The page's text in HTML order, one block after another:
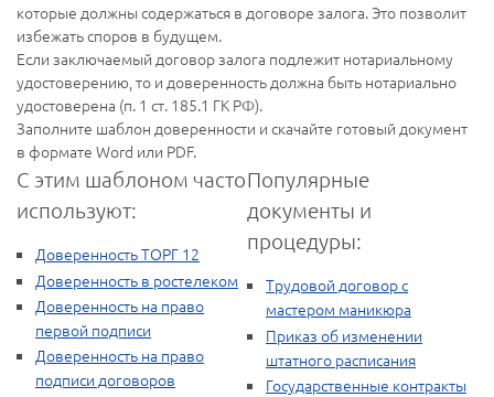
которые должны содержаться в договоре залога. Это позволит
избежать споров в будущем.
Если заключаемый договор залога подлежит нотариальному
удостоверению, то и доверенность должна быть нотариально
удостоверена (п. 1 ст. 185.1 ГК РФ).
Заполните шаблон доверенности и скачайте готовый документ
в формате Word или PDF.
С этим шаблоном часто
используют:
Доверенность ТОРГ 12
Доверенность в ростелеком
Доверенность на право
первой подписи
Доверенность на право
подписи договоров
Популярные
документы и
процедуры:
Трудовой договор с
мастером маникюра
Приказ об изменении
штатного расписания
Государственные контракты